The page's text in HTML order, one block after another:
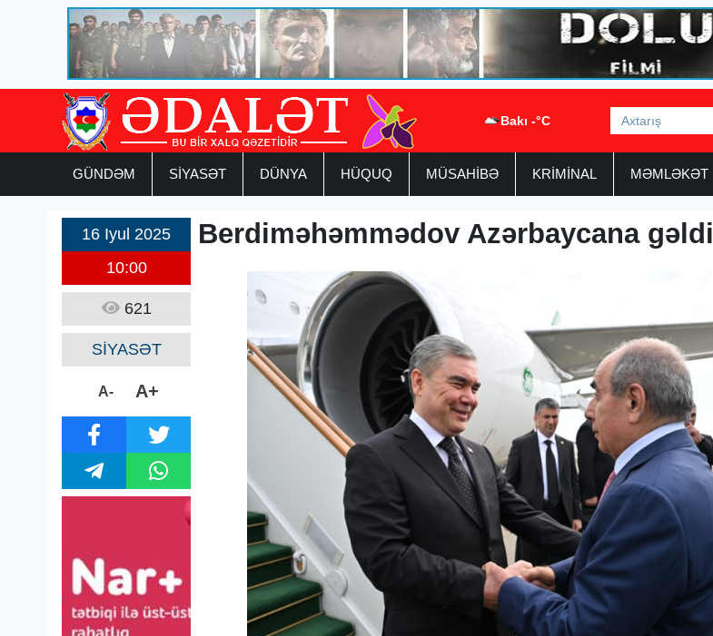
Bakı -°C
GÜNDƏM SİYASƏT DÜNYA HÜQUQ MÜSAHİBƏ KRİMİNAL MƏMLƏKƏT
16 Iyul 2025
10:00
621
SİYASƏT
A- A+
Berdiməhəmmədov Azərbaycana gəldi